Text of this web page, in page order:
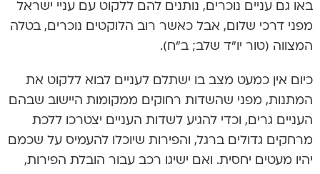
באו גם עניים נוכרים, נותנים להם ללקוט עם עניי ישראל
מפני דרכי שלום, אבל כאשר רוב הלוקטים נוכרים, בטלה
המצווה (טור יו”ד שלב; ב”ח).
כיום אין כמעט מצב בו ישתלם לעניים לבוא ללקוט את
המתנות, מפני שהשדות רחוקים ממקומות היישוב שבהם
העניים גרים, וכדי להגיע לשדות העניים יצטרכו ללכת
מרחקים גדולים ברגל, והפירות שיוכלו להעמיס על שכמם
יהיו מעטים יחסית. ואם ישיגו רכב עבור הובלת הפירות,